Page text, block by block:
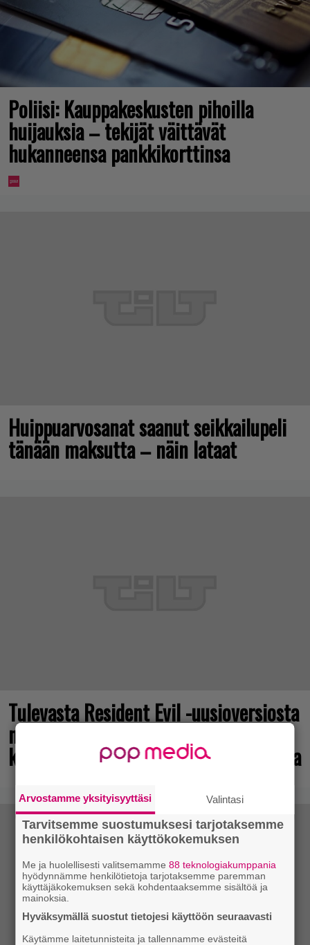
Poliisi: Kauppakeskusten pihoilla
huijauksia – tekijät väittävät
hukanneensa pankkikorttinsa
Huippuarvosanat saanut seikkailupeli
tänään maksutta – näin lataat
Tulevasta Resident Evil -uusioversiosta
näyttäisi tulevan menestys – jo yli
kahden miljoonan pelaajan toivelistalla
Arvostamme yksityisyyttäsi Valintasi
Tarvitsemme suostumuksesi tarjotaksemme
henkilökohtaisen käyttökokemuksen
Me ja huolellisesti valitsemamme88 teknologiakumppania
hyödynnämme henkilötietoja tarjotaksemme paremman
käyttäjäkokemuksen sekä kohdentaaksemme sisältöä ja
mainoksia.
Hyväksymällä suostut tietojesi käyttöön seuraavasti
Käytämme laitetunnisteita ja tallennamme evästeitä